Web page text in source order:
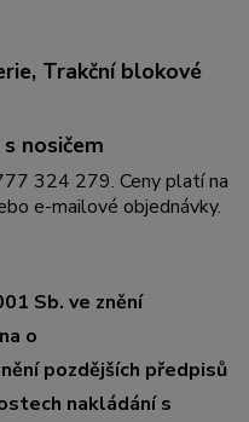
Trakční blokové
nosičem
324 279. Ceny platí na
e-mailové objednávky.
Sb. ve znění
o
pozdějších předpisů
nakládání s